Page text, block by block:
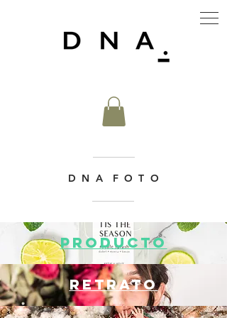
D N A F O T O
PRODUCTO
RETRATO